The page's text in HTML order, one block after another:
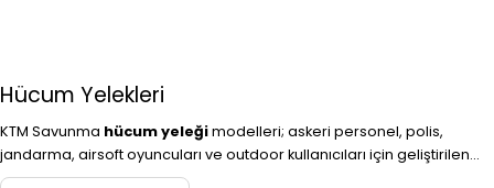
Hücum Yelekleri
KTM Savunma hücum yeleğimodelleri; askeri personel, polis,
jandarma, airsoft oyuncuları ve outdoor kullanıcıları için geliştirilen
profesyoneltaktik yeleksistemleridir. Modüler MOLLE altyapısı,